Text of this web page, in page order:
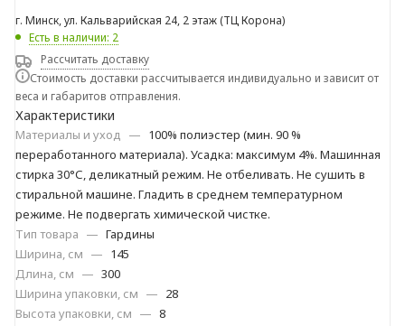
г. Минск, ул. Кальварийская 24, 2 этаж (ТЦ Корона)
Есть в наличии: 2
Рассчитать доставку
Стоимость доставки рассчитывается индивидуально и зависит от
веса и габаритов отправления.
Характеристики
Материалы и уход — 100% полиэстер (мин. 90 %
переработанного материала). Усадка: максимум 4%. Машинная
стирка 30°С, деликатный режим. Не отбеливать. Не сушить в
стиральной машине. Гладить в среднем температурном
режиме. Не подвергать химической чистке.
Тип товара — Гардины
Ширина, см — 145
Длина, см — 300
Ширина упаковки, см — 28
Высота упаковки, см — 8